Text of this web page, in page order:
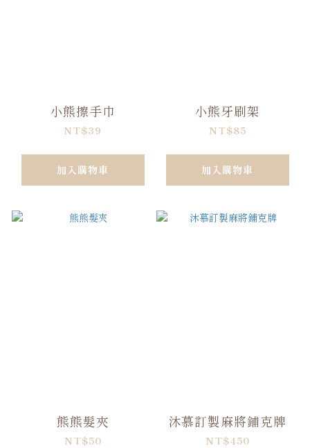
小熊擦手巾
NT$39
加入購物車
小熊牙刷架
NT$85
加入購物車
熊熊髮夾
NT$50
沐慕訂製麻將鋪克牌
NT$450